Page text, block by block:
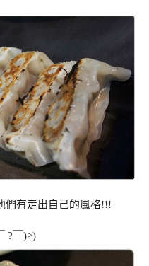
們有走出自己的風格!!!
?￣)>)